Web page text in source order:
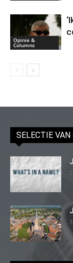
Opinie &
Columns
SELECTIE